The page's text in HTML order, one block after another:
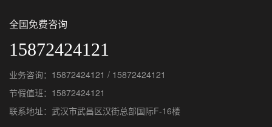
全国免费咨询
15872424121
业务咨询：15872424121 / 15872424121
节假值班：15872424121
联系地址：武汉市武昌区汉街总部国际F-16楼